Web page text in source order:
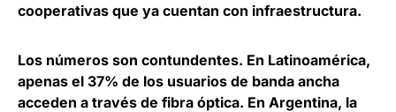
cooperativas que ya cuentan con infraestructura.
Los números son contundentes. En Latinoamérica,
apenas el 37% de los usuarios de banda ancha
acceden a través de fibra óptica. En Argentina, la